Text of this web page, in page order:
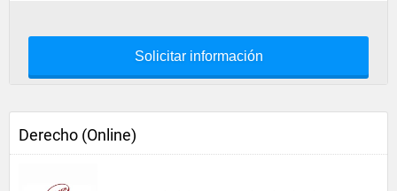
Solicitar información
Derecho (Online)